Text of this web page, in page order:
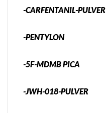
-CARFENTANIL-PULVER
-PENTYLON
-5F-MDMB PICA
-JWH-018-PULVER